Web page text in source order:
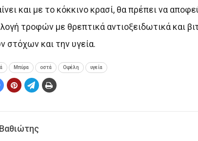
και με το κόκκινο κρασί, θα πρέπει να
τροφών με θρεπτικά αντιοξειδωτικά και
στόχων και την υγεία.
Μπύρα οστά Οφέλη υγεία